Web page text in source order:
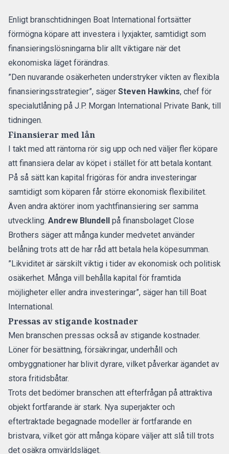
Enligt branschtidningen Boat International fortsätter
förmögna köpare att investera i lyxjakter, samtidigt som
finansieringslösningarna blir allt viktigare när det
ekonomiska läget förändras.
”Den nuvarande osäkerheten understryker vikten av flexibla
finansieringsstrategier”, säger Steven Hawkins, chef för
specialutlåning på J.P. Morgan International Private Bank, till
tidningen.
Finansierar med lån
I takt med att räntorna rör sig upp och ned väljer fler köpare
att finansiera delar av köpet i stället för att betala kontant.
På så sätt kan kapital frigöras för andra investeringar
samtidigt som köparen får större ekonomisk flexibilitet.
Även andra aktörer inom yachtfinansiering ser samma
utveckling. Andrew Blundell
på finansbolaget Close
Brothers säger att många kunder medvetet använder
belåning trots att de har råd att betala hela köpesumman.
”Likviditet är särskilt viktig i tider av ekonomisk och politisk
osäkerhet. Många vill behålla kapital för framtida
möjligheter eller andra investeringar”, säger han till Boat
International.
Pressas av stigande kostnader
Men branschen pressas också av stigande kostnader.
Löner för besättning, försäkringar, underhåll och
ombyggnationer har blivit dyrare, vilket påverkar ägandet av
stora fritidsbåtar.
Trots det bedömer branschen att efterfrågan på attraktiva
objekt fortfarande är stark. Nya superjakter och
eftertraktade begagnade modeller är fortfarande en
bristvara, vilket gör att många köpare väljer att slå till trots
det osäkra omvärldsläget.